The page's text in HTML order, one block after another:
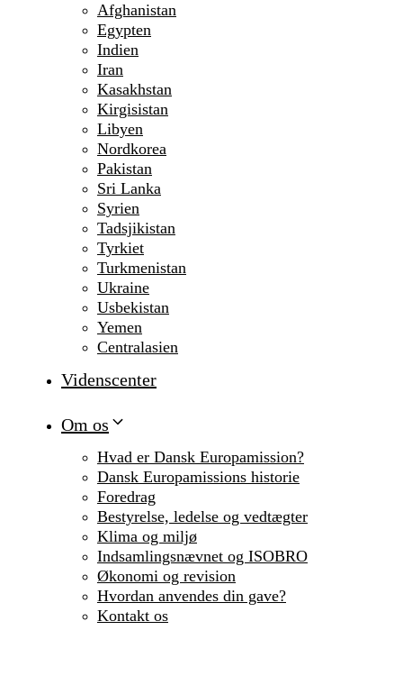
Afghanistan
Egypten
Indien
Iran
Kasakhstan
Kirgisistan
Libyen
Nordkorea
Pakistan
Sri Lanka
Syrien
Tadsjikistan
Tyrkiet
Turkmenistan
Ukraine
Usbekistan
Yemen
Centralasien
Videnscenter
Om os
Hvad er Dansk Europamission?
Dansk Europamissions historie
Foredrag
Bestyrelse, ledelse og vedtægter
Klima og miljø
Indsamlingsnævnet og ISOBRO
Økonomi og revision
Hvordan anvendes din gave?
Kontakt os